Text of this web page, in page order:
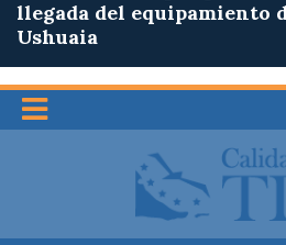
llegada del equipamiento
Ushuaia